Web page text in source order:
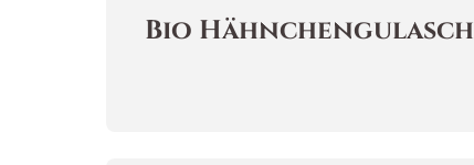
Bio Hähnchengulasch